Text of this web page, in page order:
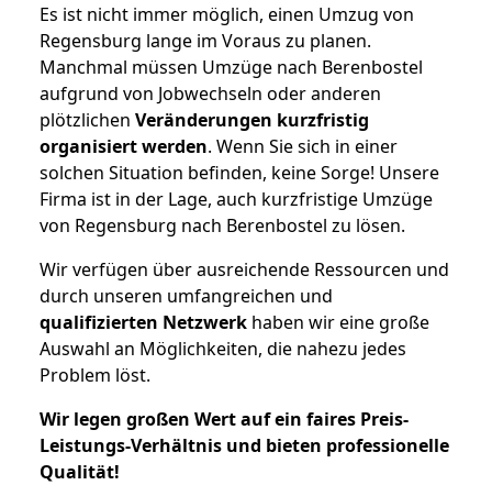
Es ist nicht immer möglich, einen Umzug von
Regensburg lange im Voraus zu planen.
Manchmal müssen Umzüge nach Berenbostel
aufgrund von Jobwechseln oder anderen
plötzlichen Veränderungen kurzfristig
organisiert werden. Wenn Sie sich in einer
solchen Situation befinden, keine Sorge! Unsere
Firma ist in der Lage, auch kurzfristige Umzüge
von Regensburg nach Berenbostel zu lösen.
Wir verfügen über ausreichende Ressourcen und
durch unseren umfangreichen und
qualifizierten Netzwerk haben wir eine große
Auswahl an Möglichkeiten, die nahezu jedes
Problem löst.
Wir legen großen Wert auf ein faires Preis-
Leistungs-Verhältnis und bieten professionelle
Qualität!